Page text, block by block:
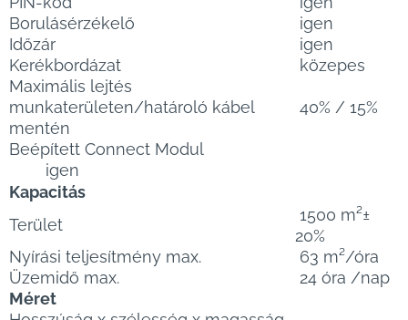
Borulásérzékelő
igen
Időzár
igen
Kerékbordázat
közepes
Maximális lejtés
munkaterületen/határoló kábel
mentén
40% / 15%
Beépített Connect Modul
igen
Kapacitás
Terület
1500 m²±
20%
Nyírási teljesítmény max.
63 m²/óra
Üzemidő max.
24 óra /nap
Méret